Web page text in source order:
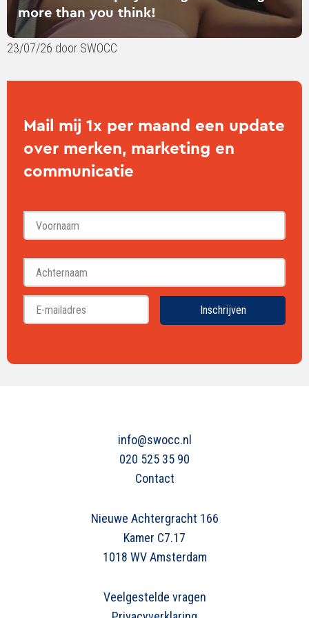
more than you think!
23/07/26 door SWOCC
Mail mij 1x per maand een update
over merken, marketing en
communicatie
Voornaam
Inschrijven
info@swocc.nl
020 525 35 90
Contact
Nieuwe Achtergracht 166
Kamer C7.17
1018 WV Amsterdam
Veelgestelde vragen